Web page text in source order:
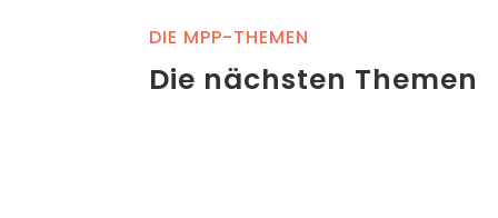
DIE MPP-THEMEN
Die nächsten Themen